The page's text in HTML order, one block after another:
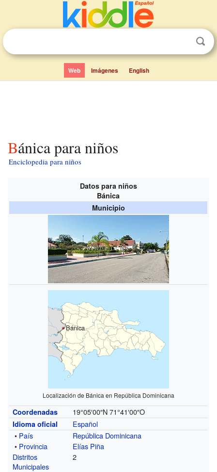
Web Imágenes English
Bánica para niños
Enciclopedia para niños
Datos para niños
Bánica
Municipio
Bánica
Localización de Bánica en República Dominicana
Coordenadas 19°05′00″N 71°41′00″O
Idioma oficial
Español
• País
República Dominicana
• Provincia
Elías Piña
Distritos
Municipales
2